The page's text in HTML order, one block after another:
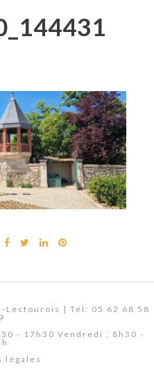
Lectourois | Tél: 05 62 68 58
- 17h30 Vendredi : 8h30 -
légales